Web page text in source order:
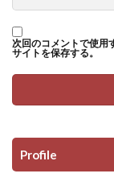
次回のコメントで使用
サイトを保存する。
Profile